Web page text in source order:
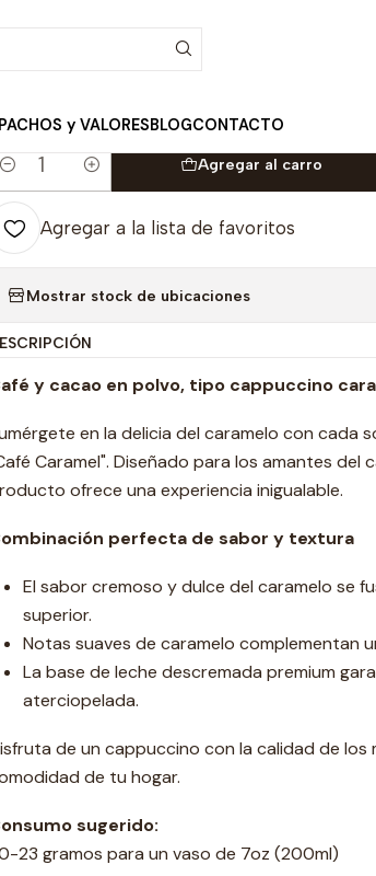
y VALORESBLOGCONTACTO
Caramel 1 kg.
Cappuccino Caramel 1 kg.
Agregar al carro
Agregar a la lista de favoritos
Mostrar stock de ubicaciones
y cacao en polvo, tipo cappuccino
en la delicia del caramelo con cada
Caramel". Diseñado para los amantes del
ofrece una experiencia inigualable.
perfecta de sabor y textura
El sabor cremoso y dulce del caramelo se
superior.
Notas suaves de caramelo complementan
La base de leche descremada premium
aterciopelada.
de un cappuccino con la calidad de los
de tu hogar.
sugerido:
23 gramos para un vaso de 7oz (200ml)